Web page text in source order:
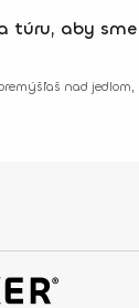
túru, aby
nad jedlom,